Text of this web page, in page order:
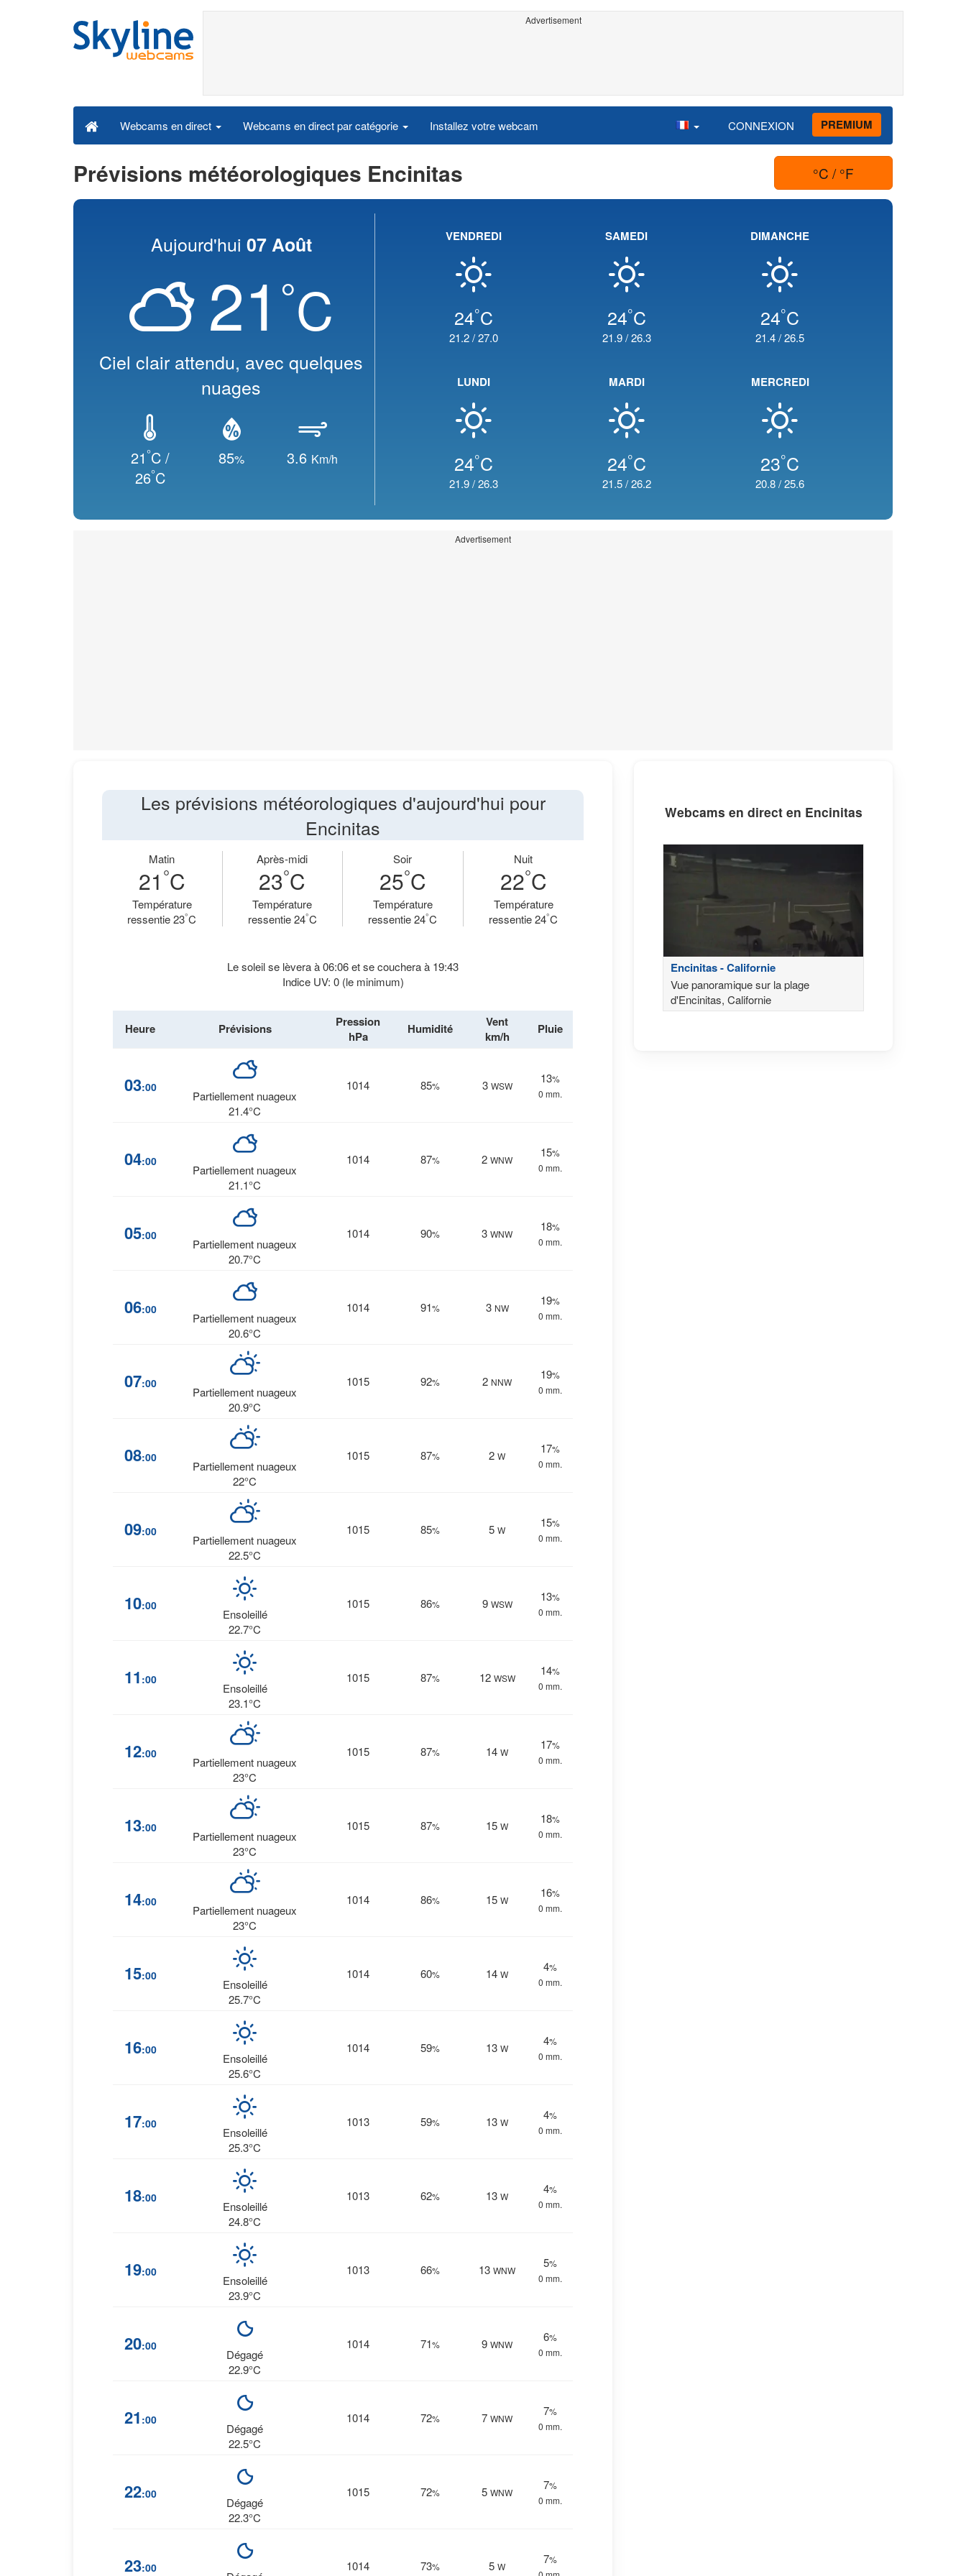
Advertisement
Webcams en direct Webcams en direct par catégorie Installez votre webcam CONNEXION PREMIUM
Prévisions météorologiques Encinitas °C / °F
Aujourd'hui 07 Août
21 °C
Ciel clair attendu, avec quelques
nuages
21°C /
26°C
85% 3.6 Km/h
VENDREDI
24°C
21.2/27.0
SAMEDI
24°C
21.9/26.3
DIMANCHE
24°C
21.4/26.5
LUNDI
24°C
21.9/26.3
MARDI
24°C
21.5/26.2
MERCREDI
23°C
20.8/25.6
Advertisement
Les prévisions météorologiques d'aujourd'hui pour
Encinitas
Matin
21 °C
Température
ressentie 23°C
Après-midi
23°C
Température
ressentie 24°C
Soir
25°C
Température
ressentie 24°C
Nuit
22°C
Température
ressentie 24°C
Le soleil se lèvera à 06:06 et se couchera à 19:43
Indice UV: 0 (le minimum)
Heure Prévisions
Pression
hPa
Humidité
Vent
km/h
Pluie
03:00
Partiellement nuageux
21.4°C
1014 85% 3 WSW
13%
0 mm.
04:00
Partiellement nuageux
21.1°C
1014 87% 2 WNW
15%
0 mm.
05:00
Partiellement nuageux
20.7°C
1014 90% 3 WNW
18%
0 mm.
06:00
Partiellement nuageux
20.6°C
1014 91% 3 NW
19%
0 mm.
07:00
Partiellement nuageux
20.9°C
1015 92% 2 NNW
19%
0 mm.
08:00
Partiellement nuageux
22°C
1015 87% 2 W
17%
0 mm.
09:00
Partiellement nuageux
22.5°C
1015 85% 5 W
15%
0 mm.
10:00
Ensoleillé
22.7°C
1015 86% 9 WSW
13%
0 mm.
11 :00
Ensoleillé
23.1°C
1015 87% 12 WSW
14%
0 mm.
12:00
Partiellement nuageux
23°C
1015 87% 14 W
17%
0 mm.
13:00
Partiellement nuageux
23°C
1015 87% 15 W
18%
0 mm.
14:00
Partiellement nuageux
23°C
1014 86% 15 W
16%
0 mm.
15:00
Ensoleillé
25.7°C
1014 60% 14 W
4%
0 mm.
16:00
Ensoleillé
25.6°C
1014 59% 13 W
4%
0 mm.
17:00
Ensoleillé
25.3°C
1013 59% 13 W
4%
0 mm.
18:00
Ensoleillé
24.8°C
1013 62% 13 W
4%
0 mm.
19:00
Ensoleillé
23.9°C
1013 66% 13 WNW
5%
0 mm.
20:00
Dégagé
22.9°C
1014 71% 9 WNW
6%
0 mm.
21 :00
Dégagé
22.5°C
1014 72% 7 WNW
7%
0 mm.
22:00
Dégagé
22.3°C
1015 72% 5 WNW
7%
0 mm.
23:00 1014 73% 5 W
7%
Webcams en direct en Encinitas
Encinitas - Californie
Vue panoramique sur la plage
d'Encinitas, Californie